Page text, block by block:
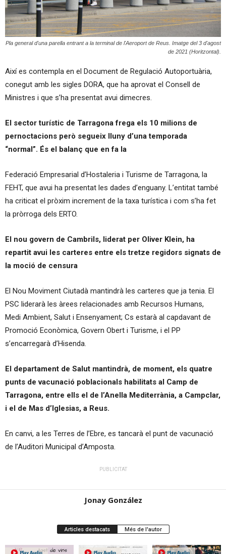
Pla general d'una parella entrant a la terminal de l'Aeroport de Reus. Imatge del 3 d'agost
de 2021 (Horitzontal).
Així es contempla en el Document de Regulació Autoportuària,
conegut amb les sigles DORA, que ha aprovat el Consell de
Ministres i que s’ha presentat avui dimecres.
El sector turístic de Tarragona frega els 10 milions de
pernoctacions però segueix lluny d’una temporada
“normal”. És el balanç que en fa la
Federació Empresarial d’Hostaleria i Turisme de Tarragona, la
FEHT, que avui ha presentat les dades d’enguany. L’entitat també
ha criticat el pròxim increment de la taxa turística i com s’ha fet
la pròrroga dels ERTO.
El nou govern de Cambrils, liderat per Oliver Klein, ha
repartit avui les carteres entre els tretze regidors signats de
la moció de censura
El Nou Moviment Ciutadà mantindrà les carteres que ja tenia. El
PSC liderarà les àrees relacionades amb Recursos Humans,
Medi Ambient, Salut i Ensenyament; Cs estarà al capdavant de
Promoció Econòmica, Govern Obert i Turisme, i el PP
s’encarregarà d’Hisenda.
El departament de Salut mantindrà, de moment, els quatre
punts de vacunació poblacionals habilitats al Camp de
Tarragona, entre ells el de l’Anella Mediterrània, a Campclar,
i el de Mas d’Iglesias, a Reus.
En canvi, a les Terres de l’Ebre, es tancarà el punt de vacunació
de l’Auditori Municipal d’Amposta.
PUBLICITAT
Jonay González
Articles destacats Més de l'autor